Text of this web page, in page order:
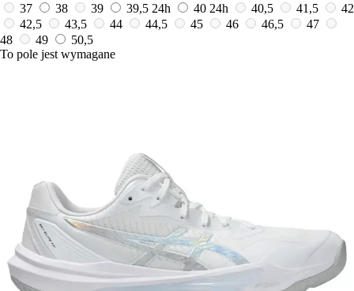
37
38 39 39,5 24h 40 24h 40,5 41,5
42
42,5
43,5 44 44,5 45 46 46,5
47
48
49
50,5
To pole jest wymagane